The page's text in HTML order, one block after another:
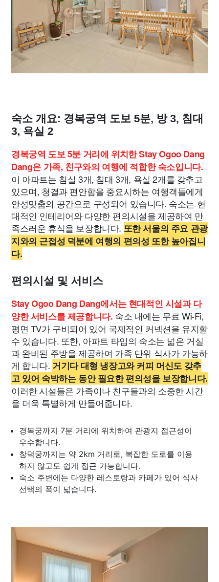
숙소 개요: 경복궁역 도보 5분, 방 3, 침대
3, 욕실 2
경복궁역 도보 5분 거리에 위치한 Stay Ogoo Dang
Dang은 가족, 친구와의 여행에 적합한 숙소입니다.
이 아파트는 침실 3개, 침대 3개, 욕실 2개를 갖추고
있으며, 청결과 편안함을 중요시하는 여행객들에게
안성맞춤의 공간으로 구성되어 있습니다. 숙소는 현
대적인 인테리어와 다양한 편의시설을 제공하여 만
족스러운 휴식을 보장합니다. 또한 서울의 주요 관광
지와의 근접성 덕분에 여행의 편의성 또한 높아집니
다.
편의시설 및 서비스
Stay Ogoo Dang Dang에서는 현대적인 시설과 다
양한 서비스를 제공합니다. 숙소 내에는 무료 Wi-Fi,
평면 TV가 구비되어 있어 국제적인 커넥션을 유지할
수 있습니다. 또한, 아파트 타입의 숙소는 넓은 거실
과 완비된 주방을 제공하여 가족 단위 식사가 가능하
게 합니다. 거기다 대형 냉장고와 커피 머신도 갖추
고 있어 숙박하는 동안 필요한 편의성을 보장합니다.
이러한 시설들은 가족이나 친구들과의 소중한 시간
을 더욱 특별하게 만들어줍니다.
경복궁까지 7분 거리에 위치하여 관광지 접근성이
우수합니다.
창덕궁까지는 약 2km 거리로, 복잡한 도로를 이용
하지 않고도 쉽게 접근 가능합니다.
숙소 주변에는 다양한 레스토랑과 카페가 있어 식사
선택의 폭이 넓습니다.